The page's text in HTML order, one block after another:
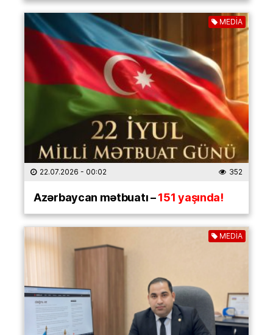
MEDİA
22.07.2026 - 00:02 352
Azərbaycan mətbuatı –151 yaşında!
MEDİA